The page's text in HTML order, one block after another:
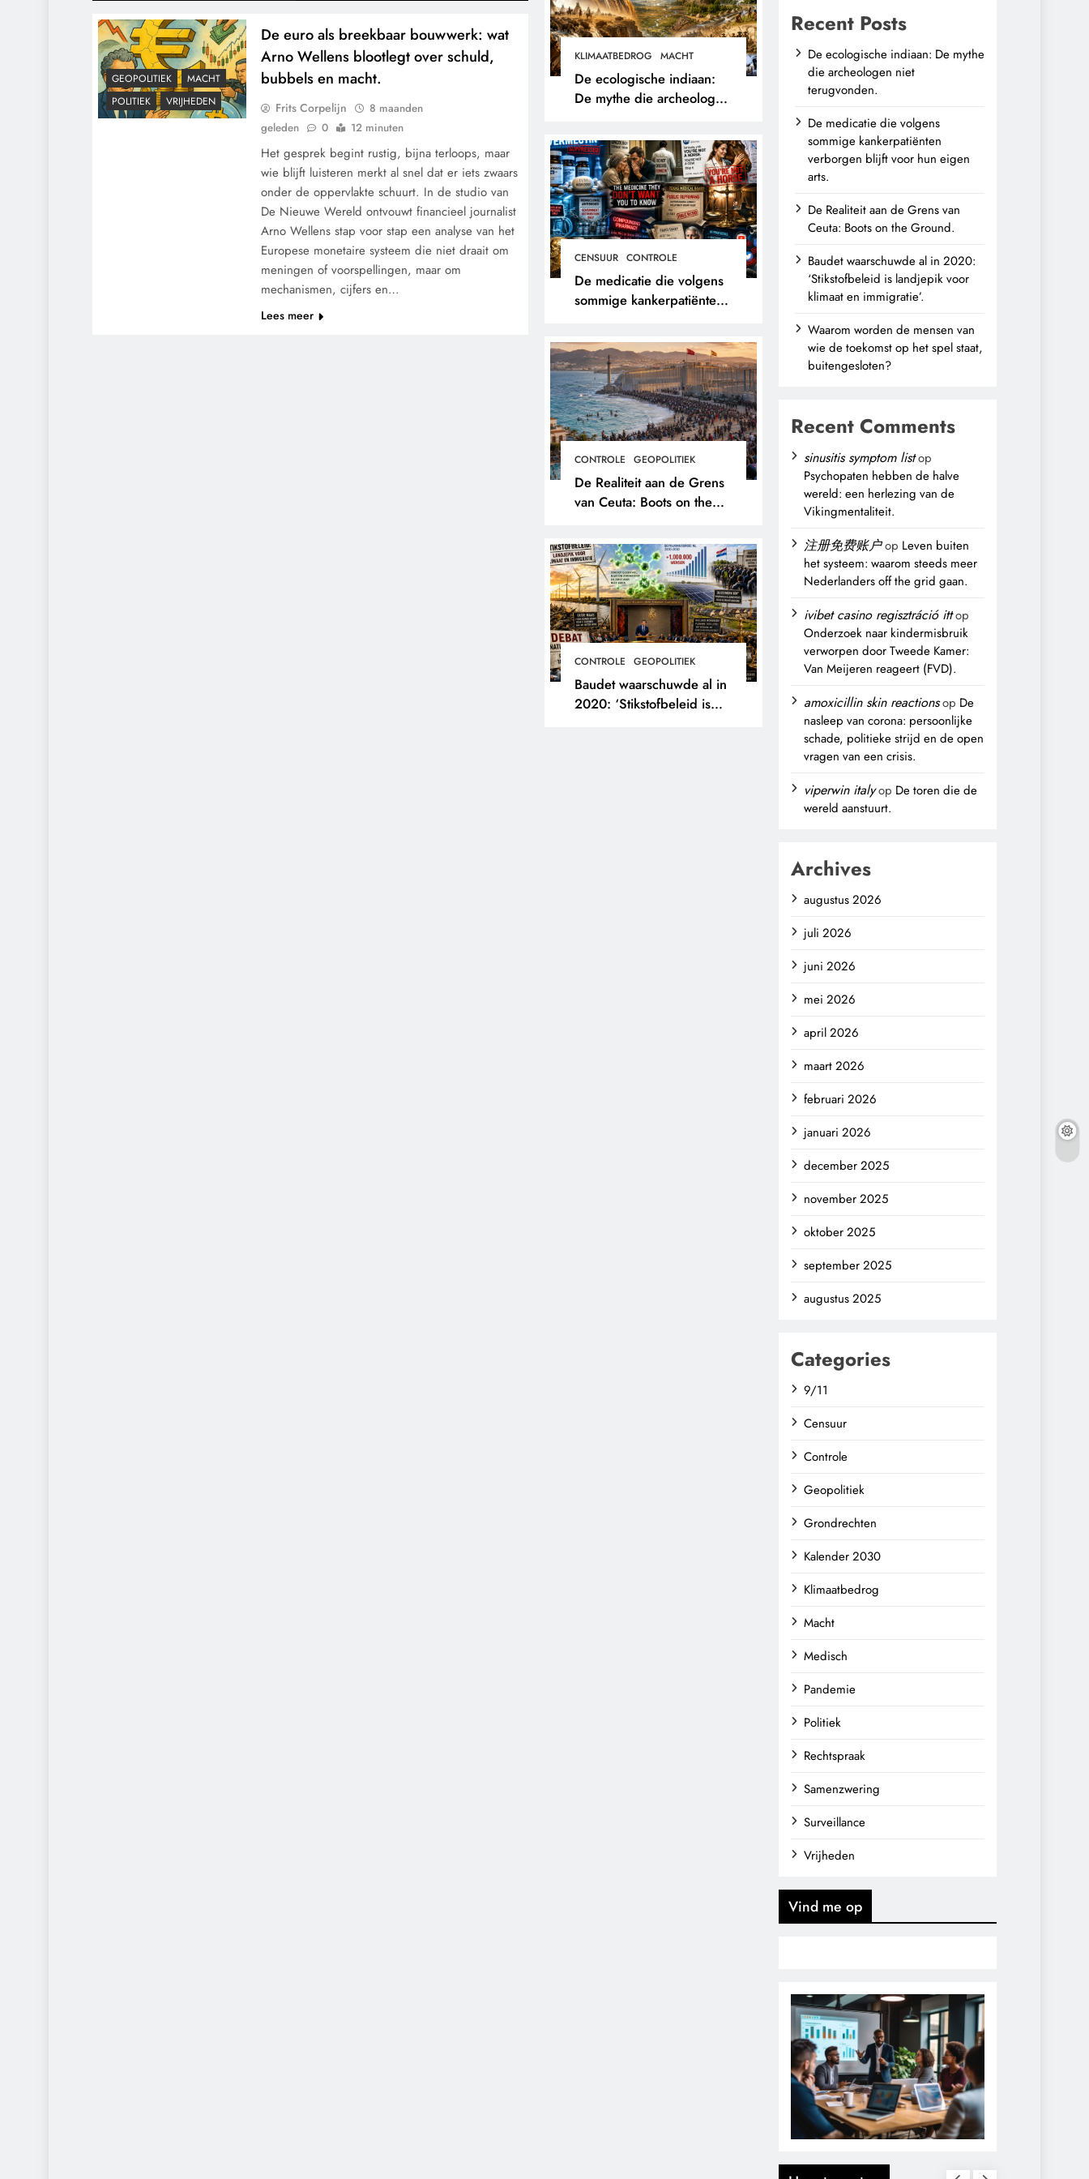
KLIMAATBEDROG MACHT
De ecologische indiaan:
De mythe die archeologen
CENSUUR CONTROLE
De medicatie die volgens
sommige kankerpatiënten
eigen arts.
CONTROLE GEOPOLITIEK
De Realiteit aan de Grens
van Ceuta: Boots on the
CONTROLE GEOPOLITIEK
Baudet waarschuwde al in
2020: ‘Stikstofbeleid is
GEOPOLITIEK
MACHT
POLITIEK
VRIJHEDEN
De euro als breekbaar bouwwerk: wat
Arno Wellens blootlegt over schuld,
bubbels en macht.
Frits Corpelijn
8 maanden
geleden
0 12 minuten
Het gesprek begint rustig, bijna terloops, maar
wie blijft luisteren merkt al snel dat er iets zwaars
onder de oppervlakte schuurt. In de studio van
De Nieuwe Wereld ontvouwt financieel journalist
Arno Wellens stap voor stap een analyse van het
Europese monetaire systeem die niet draait om
meningen of voorspellingen, maar om
mechanismen, cijfers en…
Lees meer
Recent Posts
De ecologische indiaan: De mythe
die archeologen niet
terugvonden.
De medicatie die volgens
sommige kankerpatiënten
verborgen blijft voor hun eigen
arts.
De Realiteit aan de Grens van
Ceuta: Boots on the Ground.
Baudet waarschuwde al in 2020:
‘Stikstofbeleid is landjepik voor
klimaat en immigratie’.
Waarom worden de mensen van
wie de toekomst op het spel staat,
buitengesloten?
Recent Comments
sinusitis symptom listop
Psychopaten hebben de halve
wereld: een herlezing van de
Vikingmentaliteit.
注册免费账户op Leven buiten
het systeem: waarom steeds meer
Nederlanders off the grid gaan.
ivibet casino regisztráció ittop
Onderzoek naar kindermisbruik
verworpen door Tweede Kamer:
Van Meijeren reageert (FVD).
amoxicillin skin reactionsop De
nasleep van corona: persoonlijke
schade, politieke strijd en de open
vragen van een crisis.
viperwin italyop De toren die de
wereld aanstuurt.
Archives
augustus 2026
juli 2026
juni 2026
mei 2026
april 2026
maart 2026
februari 2026
januari 2026
december 2025
november 2025
oktober 2025
september 2025
augustus 2025
Categories
9/11
Censuur
Controle
Geopolitiek
Grondrechten
Kalender 2030
Klimaatbedrog
Macht
Medisch
Pandemie
Politiek
Rechtspraak
Samenzwering
Surveillance
Vrijheden
Vind me op